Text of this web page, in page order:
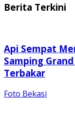
Berita Terkini
Api Sempat
Samping
Terbakar
Foto Bekasi